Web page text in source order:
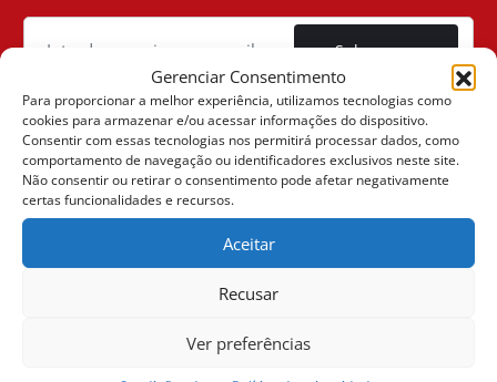
Gerenciar Consentimento
Para proporcionar a melhor experiência, utilizamos tecnologias como
cookies para armazenar e/ou acessar informações do dispositivo.
Consentir com essas tecnologias nos permitirá processar dados, como
comportamento de navegação ou identificadores exclusivos neste site.
Não consentir ou retirar o consentimento pode afetar negativamente
certas funcionalidades e recursos.
Aceitar
Recusar
Ver preferências
Cookie
Subscrever
(+30) 6947901533
(+30) 2105542813